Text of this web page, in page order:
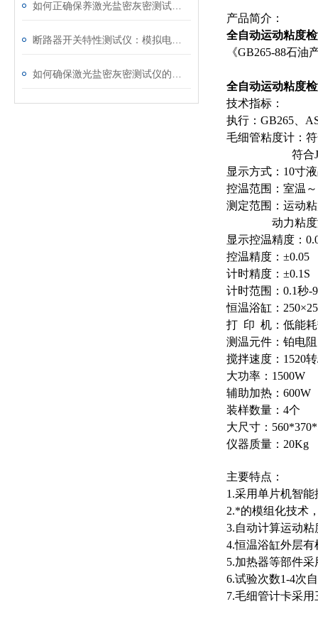
产品简介：
全自动运动粘度
《GB265-88石
全自动运动粘度
技术指标：
执行：GB265、
毛细管粘度计：
符合JJG155
显示方式：10寸
控温范围：室温
测定范围：运动粘
动力粘度测定
显示控温精度：
控温精度：±0.05
计时精度：±0.1S
计时范围：0.1秒-
恒温浴缸：
打 印 机：低能耗
测温元件：铂电阻
搅拌速度：1520
大功率：1500W
辅助加热：600W
装样数量：4个
大尺寸：
仪器质量：20Kg
主要特点：
1.采用单片机智
2.*的模组化技术
3.自动计算运动
4.恒温浴缸外层
5.加热器等部件
6.试验次数1-4次
7.毛细管计卡采